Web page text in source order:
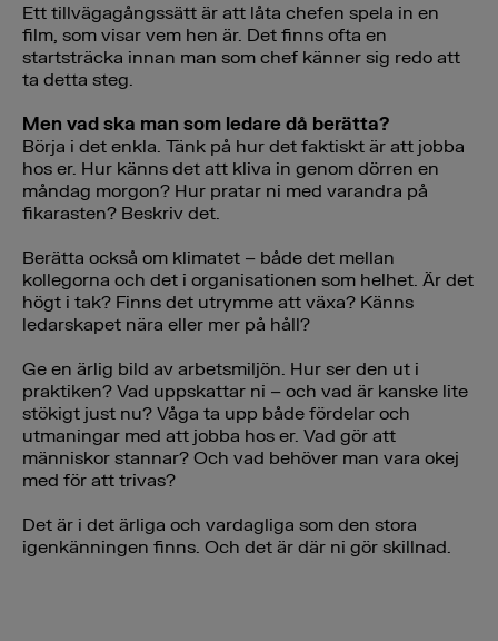
Ett tillvägagångssätt är att låta chefen spela in en
film, som visar vem hen är. Det finns ofta en
startsträcka innan man som chef känner sig redo att
ta detta steg.
Men vad ska man som ledare då berätta?
Börja i det enkla. Tänk på hur det faktiskt är att jobba
hos er. Hur känns det att kliva in genom dörren en
måndag morgon? Hur pratar ni med varandra på
fikarasten? Beskriv det.
Berätta också om klimatet – både det mellan
kollegorna och det i organisationen som helhet. Är det
högt i tak? Finns det utrymme att växa? Känns
ledarskapet nära eller mer på håll?
Ge en ärlig bild av arbetsmiljön. Hur ser den ut i
praktiken? Vad uppskattar ni – och vad är kanske lite
stökigt just nu? Våga ta upp både fördelar och
utmaningar med att jobba hos er. Vad gör att
människor stannar? Och vad behöver man vara okej
med för att trivas?
Det är i det ärliga och vardagliga som den stora
igenkänningen finns. Och det är där ni gör skillnad.